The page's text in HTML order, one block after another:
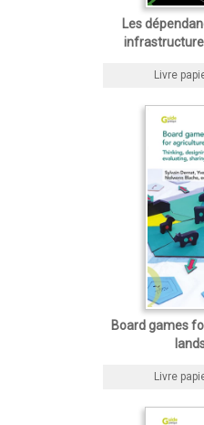
Les
Livre
Board games
Livre